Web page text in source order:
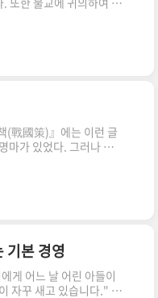
자들을 구하기 위해 애
결점은 자신의 힘을 과
소리가 들려왔다. “고
목욕탕을 지어 사람들
을 씻을 수 있었을 뿐
명의 때를 씻어 주겠다
여 매일 ..
(戰國策)』에는 이런 글
마가 있었다. 그러나 세
이 떨어진 것을 알고는
날 이 말이 소금 수레를
릎은 자주 꺾였다. 꼬리
듯 했다. 게다가 소금이
보았다. 그는 말에 대한
명마였다는 것을 알 수
..
기본 경영
게 어느 날 어린 아들이
자꾸 새고 있습니다." 이